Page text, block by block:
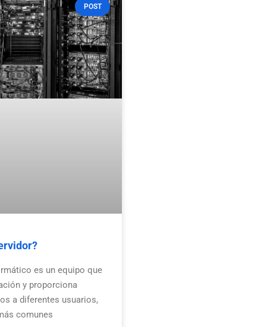
POST
es un equipo que
y proporciona
a diferentes usuarios,
comunes